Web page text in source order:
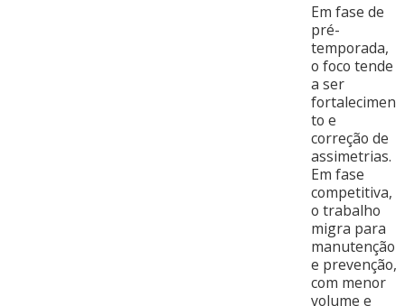
Em fase de
pré-
temporada,
o foco tende
a ser
fortalecimen
to e
correção de
assimetrias.
Em fase
competitiva,
o trabalho
migra para
manutenção
e prevenção,
com menor
volume e